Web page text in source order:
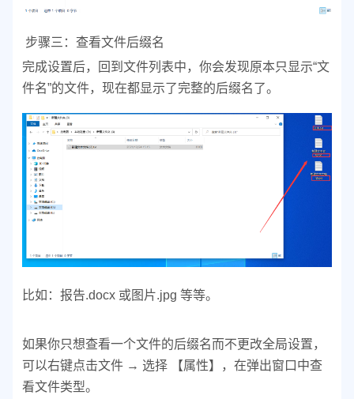
步骤三：查看文件后缀名
完成设置后，回到文件列表中，你会发现原本只显示“文
件名”的文件，现在都显示了完整的后缀名了。
比如： 报告.docx 或图片.jpg 等等。
如果你只想查看一个文件的后缀名而不更改全局设置，
可以右键点击文件 → 选择 【属性】，在弹出窗口中查
看文件类型。